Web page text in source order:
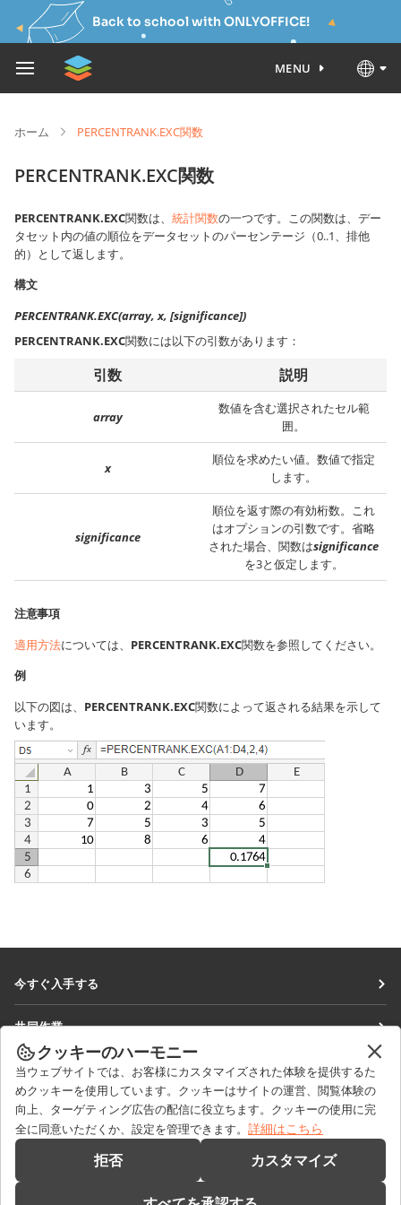
Back to school with ONLYOFFICE!
MENU
ホーム PERCENTRANK.EXC関数
PERCENTRANK.EXC関数
PERCENTRANK.EXC関数は、 統計関数の一つです。この関数は、デー
タセット内の値の順位をデータセットのパーセンテージ（0..1、排他
的）として返します。
構文
PERCENTRANK.EXC(array, x, [significance])
PERCENTRANK.EXC関数には以下の引数があります：
引数 説明
array
数値を含む選択されたセル範
囲。
x
順位を求めたい値。数値で指定
します。
significance
順位を返す際の有効桁数。これ
はオプションの引数です。省略
された場合、関数はsignificance
を3と仮定します。
注意事項
適用方法については、 PERCENTRANK.EXC関数を参照してください。
例
以下の図は、 PERCENTRANK.EXC関数によって返される結果を示して
います。
今すぐ入手する
DocSpace
Workspace
コネクター
デスクトップアプリ
モバイルアプリ
共同作業
貢献者向け
翻訳者向け
インフルエンサー向け
求人情報
ニュースを見る
ブログ
ヘルプを得る
フォーラム
セールスに関する質問
sales@onlyoffice.com
クッキーのハーモニー
当ウェブサイトでは、お客様にカスタマイズされた体験を提供するた
めクッキーを使用しています。クッキーはサイトの運営、閲覧体験の
向上、ターゲティング広告の配信に役立ちます。クッキーの使用に完
全に同意いただくか、設定を管理できます。 詳細はこちら
拒否 カスタマイズ